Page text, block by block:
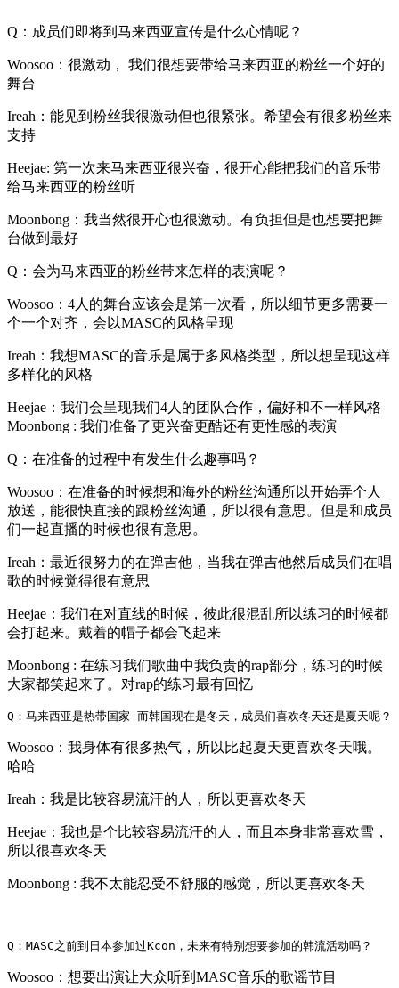
Q：成员们即将到马来西亚宣传是什么心情呢？
Woosoo：很激动， 我们很想要带给马来西亚的粉丝一个好的
舞台
Ireah：能见到粉丝我很激动但也很紧张。希望会有很多粉丝来
支持
Heejae: 第一次来马来西亚很兴奋，很开心能把我们的音乐带
给马来西亚的粉丝听
Moonbong：我当然很开心也很激动。有负担但是也想要把舞
台做到最好
Q：会为马来西亚的粉丝带来怎样的表演呢？
Woosoo：4人的舞台应该会是第一次看，所以细节更多需要一
个一个对齐，会以MASC的风格呈现
Ireah：我想MASC的音乐是属于多风格类型，所以想呈现这样
多样化的风格
Heejae：我们会呈现我们4人的团队合作，偏好和不一样风格
Moonbong : 我们准备了更兴奋更酷还有更性感的表演
Q：在准备的过程中有发生什么趣事吗？
Woosoo：在准备的时候想和海外的粉丝沟通所以开始弄个人
放送，能很快直接的跟粉丝沟通，所以很有意思。但是和成员
们一起直播的时候也很有意思。
Ireah：最近很努力的在弹吉他，当我在弹吉他然后成员们在唱
歌的时候觉得很有意思
Heejae：我们在对直线的时候，彼此很混乱所以练习的时候都
会打起来。戴着的帽子都会飞起来
Moonbong : 在练习我们歌曲中我负责的rap部分，练习的时候
大家都笑起来了。对rap的练习最有回忆
Q：马来西亚是热带国家 而韩国现在是冬天，成员们喜欢冬天还是夏天呢？
Woosoo：我身体有很多热气，所以比起夏天更喜欢冬天哦。
哈哈
Ireah：我是比较容易流汗的人，所以更喜欢冬天
Heejae：我也是个比较容易流汗的人，而且本身非常喜欢雪，
所以很喜欢冬天
Moonbong : 我不太能忍受不舒服的感觉，所以更喜欢冬天
Q：MASC之前到日本参加过Kcon，未来有特别想要参加的韩流活动吗？
Woosoo：想要出演让大众听到MASC音乐的歌谣节目